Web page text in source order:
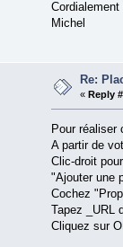
Cordialement
Michel
Re:
« Reply
Pour réaliser
A partir de
Clic-droit
"Ajouter une
Cochez
Tapez _URL
Cliquez sur